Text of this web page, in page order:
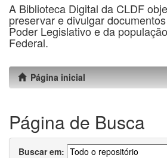
A Biblioteca Digital da CLDF
preservar e divulgar
Poder Legislativo e da
Federal.
Página inicial
Página de Busca
Buscar em: